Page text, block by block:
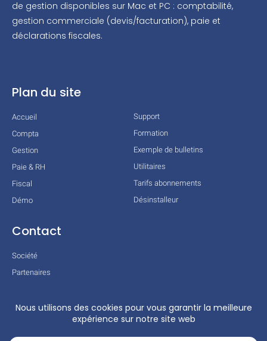
de gestion disponibles sur Mac et PC : comptabilité,
gestion commerciale (devis/facturation), paie et
déclarations fiscales.
Plan du site
Accueil
Compta
Gestion
Paie & RH
Fiscal
Démo
Support
Formation
Exemple de bulletins
Utilitaires
Tarifs abonnements
Désinstalleur
Contact
Société
Partenaires
Mentions légales
Conditions générales
Actualités